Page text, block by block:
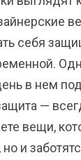
себя
в нем
—
вещи,
и